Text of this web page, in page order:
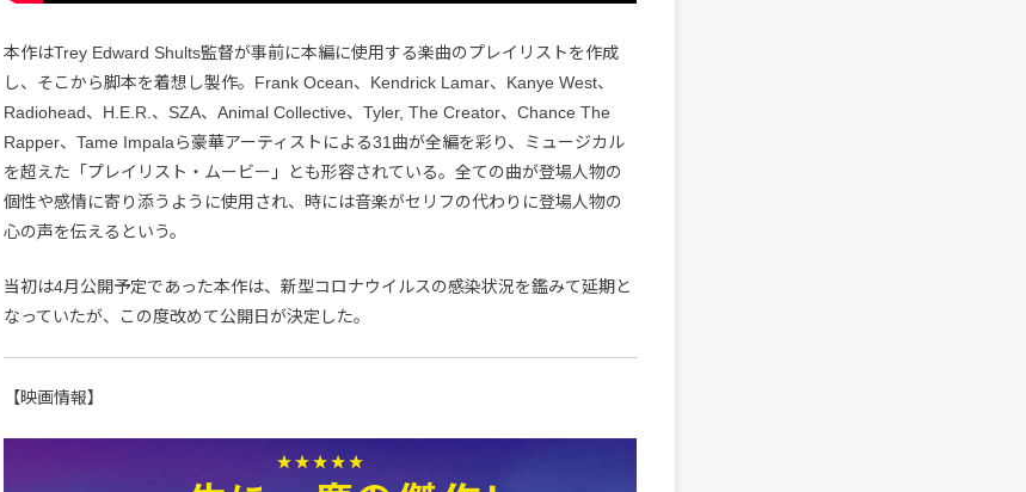
本作はTrey Edward Shults監督が事前に本編に使用する楽曲のプレイリストを作成
し、そこから脚本を着想し製作。Frank Ocean、Kendrick Lamar、Kanye West、
Radiohead、H.E.R.、SZA、Animal Collective、Tyler, The Creator、Chance The
Rapper、Tame Impalaら豪華アーティストによる31曲が全編を彩り、ミュージカル
を超えた「プレイリスト・ムービー」とも形容されている。全ての曲が登場人物の
個性や感情に寄り添うように使用され、時には音楽がセリフの代わりに登場人物の
心の声を伝えるという。
当初は4月公開予定であった本作は、新型コロナウイルスの感染状況を鑑みて延期と
なっていたが、この度改めて公開日が決定した。
【映画情報】